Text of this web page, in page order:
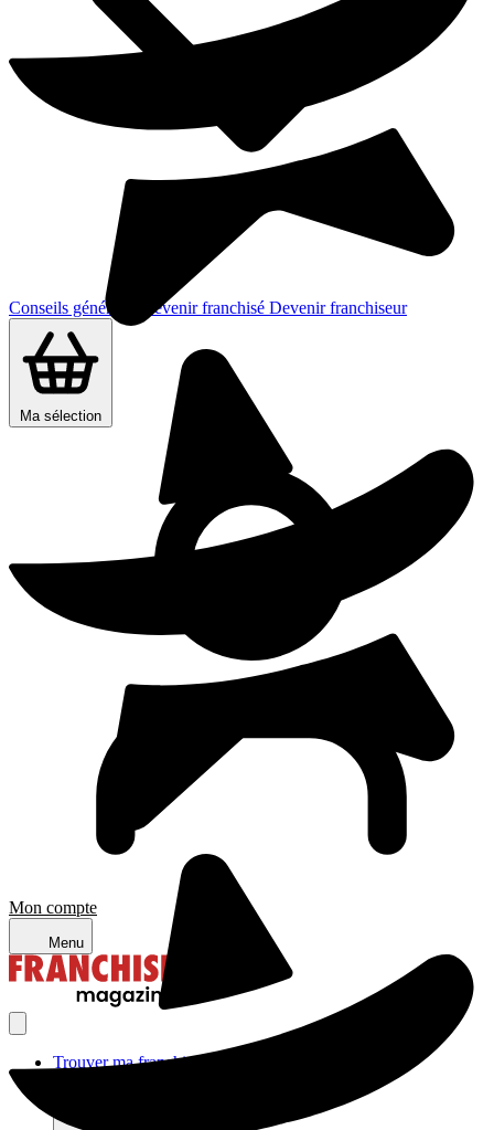
Conseils généraux Devenir franchisé Devenir franchiseur
Ma sélection
Mon compte
Menu
Trouver ma franchise